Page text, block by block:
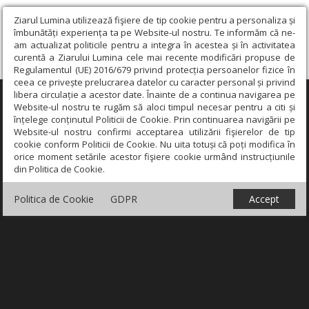
Ziarul Lumina utilizează fişiere de tip cookie pentru a personaliza și
îmbunătăți experiența ta pe Website-ul nostru. Te informăm că ne-
am actualizat politicile pentru a integra în acestea și în activitatea
curentă a Ziarului Lumina cele mai recente modificări propuse de
Regulamentul (UE) 2016/679 privind protecția persoanelor fizice în
ceea ce privește prelucrarea datelor cu caracter personal și privind
libera circulație a acestor date. Înainte de a continua navigarea pe
Website-ul nostru te rugăm să aloci timpul necesar pentru a citi și
înțelege conținutul Politicii de Cookie. Prin continuarea navigării pe
Website-ul nostru confirmi acceptarea utilizării fişierelor de tip
cookie conform Politicii de Cookie. Nu uita totuși că poți modifica în
orice moment setările acestor fişiere cookie urmând instrucțiunile
din Politica de Cookie.
Politica de Cookie GDPR Accept
×